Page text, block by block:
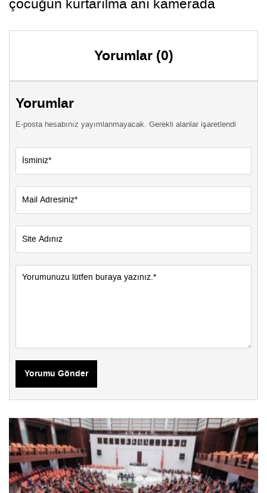
Yorumlar (0)
Yorumlar
E-posta hesabınız yayımlanmayacak. Gerekli alanlar işaretlendi
Yorumu Gönder